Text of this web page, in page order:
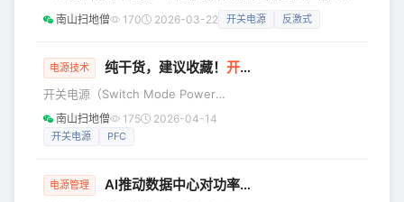
压范围在AC100V~144V，输出DC12V的电压。 开关电源的
减小），最终达到一个动态平衡，稳定电压是一个不断反馈的
进入瞬变滤波电路（Transient Filter
南山扫地僧 170 2026-03-22 开关电源 反激式
电源技术 纯干货，建议收藏！ 开关电源
开关电源（Switch Mode Power
Supply，简称SMPS），又称开关电
源、开关变换器，是一种高频功率变换
为用户所需的电压或电流。 普通电源的
南山扫地僧 175 2026-04-14
开关电源 PFC
电源管理 AI推动数据中心对功率MOSFET的需求